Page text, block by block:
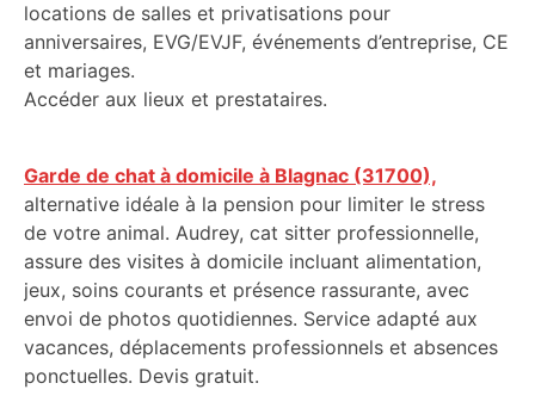
locations de salles et privatisations pour
anniversaires, EVG/EVJF, événements d’entreprise, CE
et mariages.
Accéder aux lieux et prestataires.
Garde de chat à domicile à Blagnac (31700),
alternative idéale à la pension pour limiter le stress
de votre animal. Audrey, cat sitter professionnelle,
assure des visites à domicile incluant alimentation,
jeux, soins courants et présence rassurante, avec
envoi de photos quotidiennes. Service adapté aux
vacances, déplacements professionnels et absences
ponctuelles. Devis gratuit.